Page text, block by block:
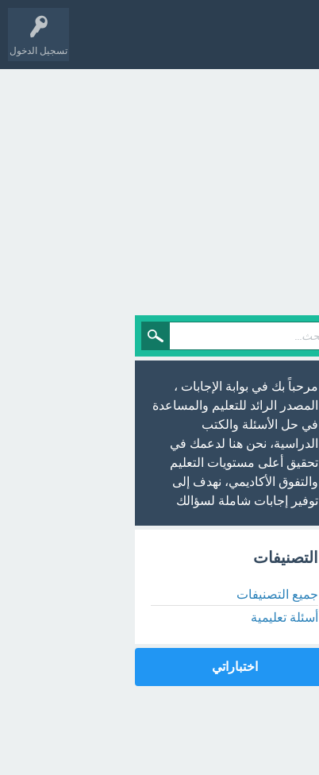
تسجيل الدخول
مرحباً بك في بوابة الإجابات ،
المصدر الرائد للتعليم والمساعدة
في حل الأسئلة والكتب
الدراسية، نحن هنا لدعمك في
تحقيق أعلى مستويات التعليم
والتفوق الأكاديمي، نهدف إلى
توفير إجابات شاملة لسؤالك
التصنيفات
جميع التصنيفات
أسئلة تعليمية
اختباراتي